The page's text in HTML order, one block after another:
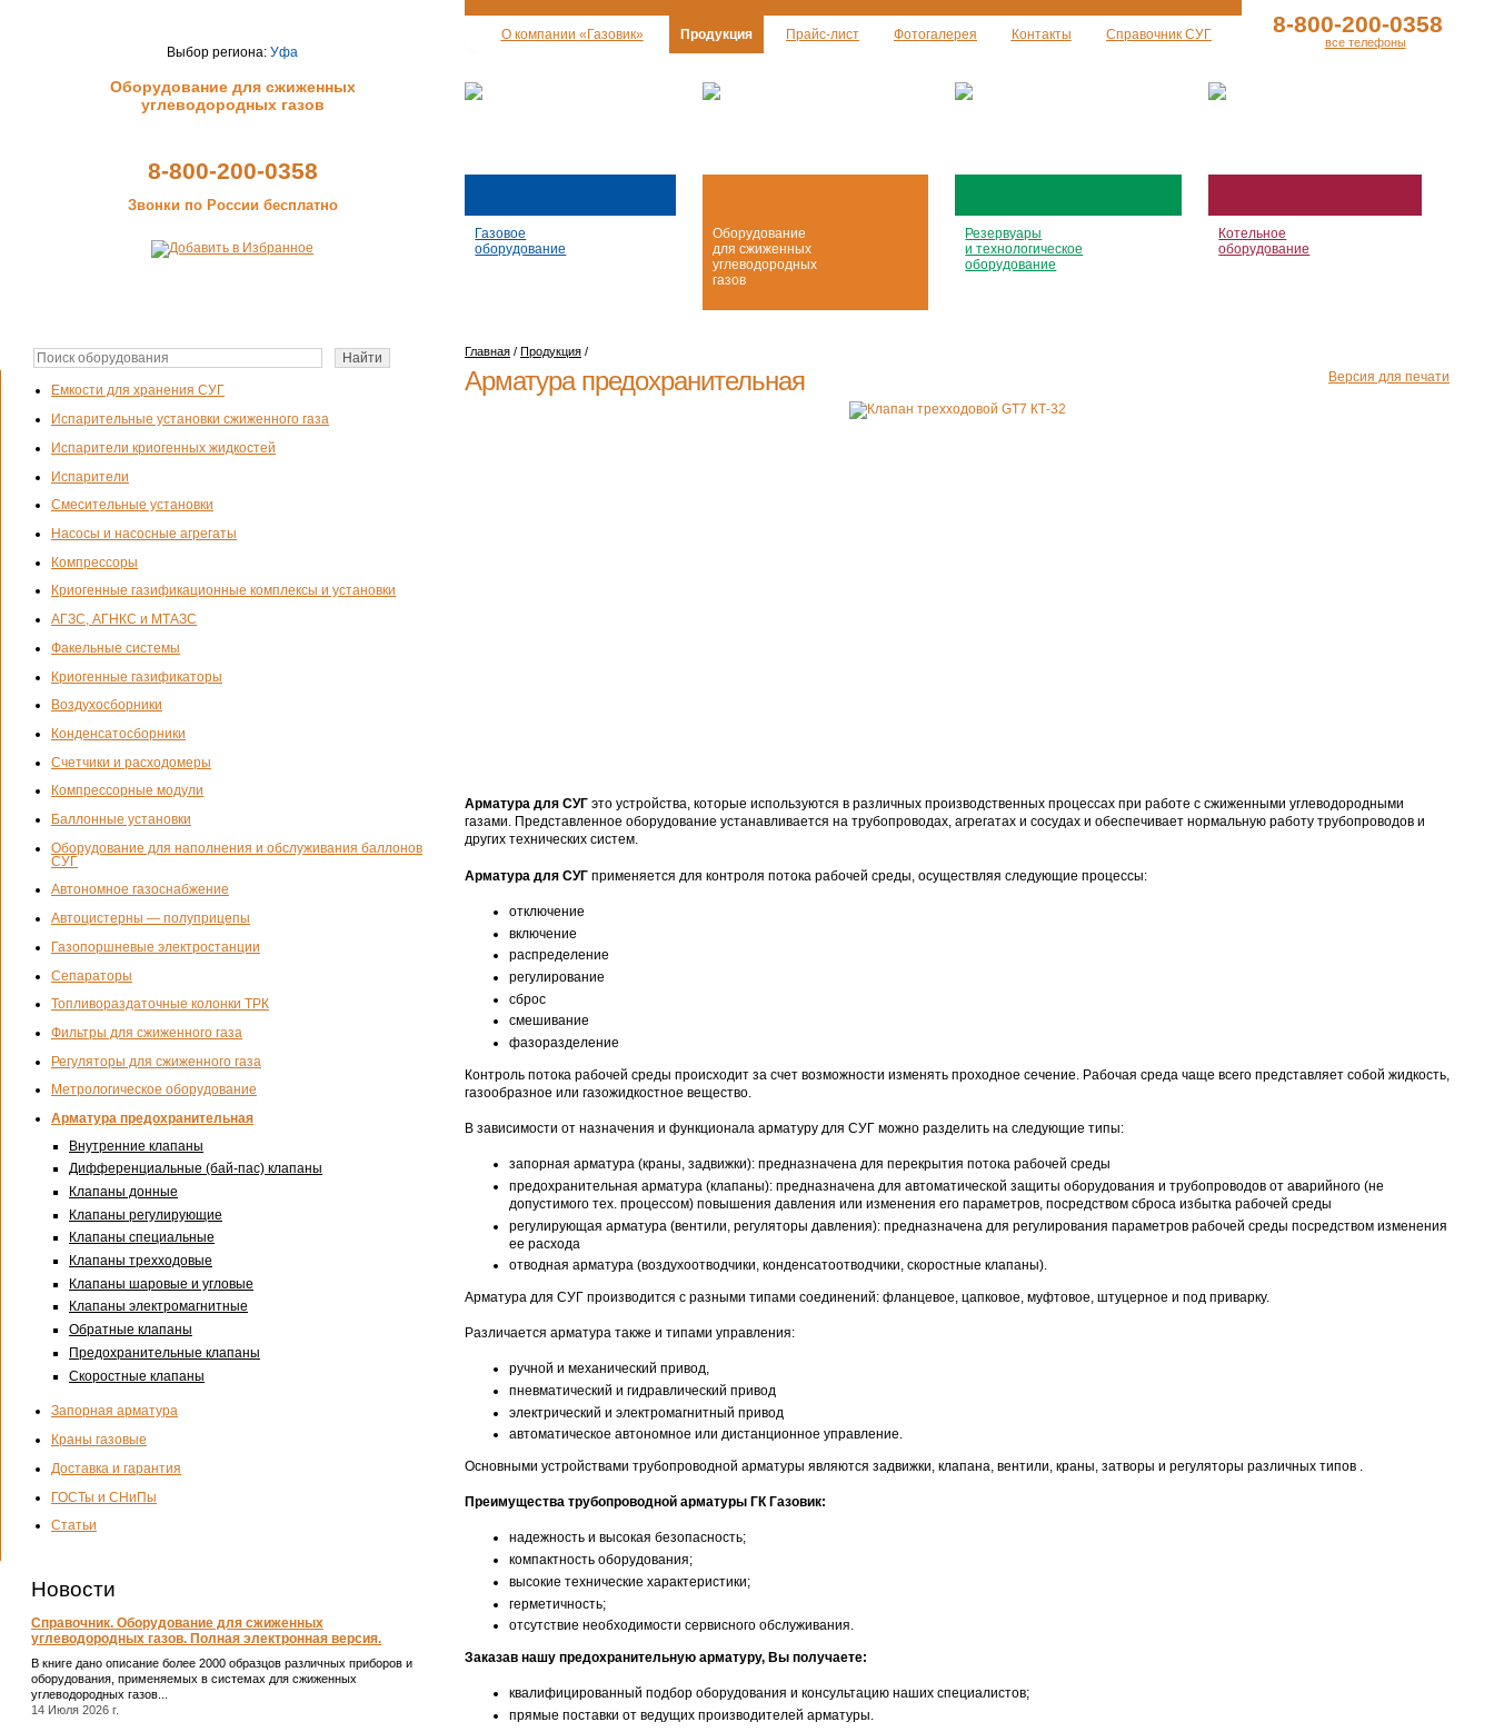
Выбор региона: Уфа
Оборудование для сжиженных
углеводородных газов
8-800-200-0358
Звонки по России бесплатно
О компании «Газовик» Продукция Прайс-лист Фотогалерея Контакты Справочник СУГ 8-800-200-0358
все телефоны
Газовое
оборудование
Оборудование
для сжиженных
углеводородных
газов
Резервуары
и технологическое
оборудование
Котельное
оборудование
Емкости для хранения СУГ
Испарительные установки сжиженного газа
Испарители криогенных жидкостей
Испарители
Смесительные установки
Насосы и насосные агрегаты
Компрессоры
Криогенные газификационные комплексы и установки
АГЗС, АГНКС и МТАЗС
Факельные системы
Криогенные газификаторы
Воздухосборники
Конденсатосборники
Счетчики и расходомеры
Компрессорные модули
Баллонные установки
Оборудование для наполнения и обслуживания баллонов
СУГ
Автономное газоснабжение
Автоцистерны — полуприцепы
Газопоршневые электростанции
Сепараторы
Топливораздаточные колонки ТРК
Фильтры для сжиженного газа
Регуляторы для сжиженного газа
Метрологическое оборудование
Арматура предохранительная
Внутренние клапаны
Дифференциальные (бай-пас) клапаны
Клапаны донные
Клапаны регулирующие
Клапаны специальные
Клапаны трехходовые
Клапаны шаровые и угловые
Клапаны электромагнитные
Обратные клапаны
Предохранительные клапаны
Скоростные клапаны
Запорная арматура
Краны газовые
Доставка и гарантия
ГОСТы и СНиПы
Статьи
Новости
Справочник. Оборудование для сжиженных
углеводородных газов. Полная электронная версия.
В книге дано описание более 2000 образцов различных приборов и
оборудования, применяемых в системах для сжиженных
углеводородных газов...
14 Июля 2026 г.
Главная / Продукция /
Версия для печати
Арматура предохранительная
Арматура для СУГ это устройства, которые используются в различных производственных процессах при работе с сжиженными углеводородными
газами. Представленное оборудование устанавливается на трубопроводах, агрегатах и сосудах и обеспечивает нормальную работу трубопроводов и
других технических систем.
Арматура для СУГ применяется для контроля потока рабочей среды, осуществляя следующие процессы:
отключение
включение
распределение
регулирование
сброс
смешивание
фазоразделение
Контроль потока рабочей среды происходит за счет возможности изменять проходное сечение. Рабочая среда чаще всего представляет собой жидкость,
газообразное или газожидкостное вещество.
В зависимости от назначения и функционала арматуру для СУГ можно разделить на следующие типы:
запорная арматура (краны, задвижки): предназначена для перекрытия потока рабочей среды
предохранительная арматура (клапаны): предназначена для автоматической защиты оборудования и трубопроводов от аварийного (не
допустимого тех. процессом) повышения давления или изменения его параметров, посредством сброса избытка рабочей среды
регулирующая арматура (вентили, регуляторы давления): предназначена для регулирования параметров рабочей среды посредством изменения
ее расхода
отводная арматура (воздухоотводчики, конденсатоотводчики, скоростные клапаны).
Арматура для СУГ производится с разными типами соединений: фланцевое, цапковое, муфтовое, штуцерное и под приварку.
Различается арматура также и типами управления:
ручной и механический привод,
пневматический и гидравлический привод
электрический и электромагнитный привод
автоматическое автономное или дистанционное управление.
Основными устройствами трубопроводной арматуры являются задвижки, клапана, вентили, краны, затворы и регуляторы различных типов .
Преимущества трубопроводной арматуры ГК Газовик:
надежность и высокая безопасность;
компактность оборудования;
высокие технические характеристики;
герметичность;
отсутствие необходимости сервисного обслуживания.
Заказав нашу предохранительную арматуру, Вы получаете:
квалифицированный подбор оборудования и консультацию наших специалистов;
прямые поставки от ведущих производителей арматуры.